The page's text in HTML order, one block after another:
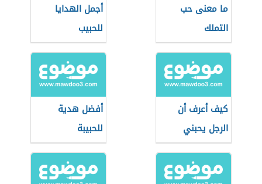
ما معنى حب
التملك
أجمل الهدايا
للحبيب
كيف أعرف أن
الرجل يحبني
أفضل هدية
للحبيبة